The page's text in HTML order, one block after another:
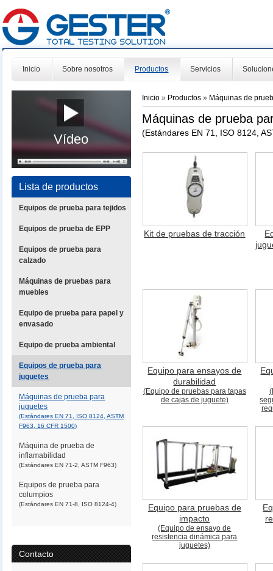
Inicio Sobre nosotros Productos Servicios
Vídeo
Lista de productos
Equipos de prueba para tejidos
Equipos de prueba de EPP
Equipos de prueba para
calzado
Máquinas de pruebas para
muebles
Equipo de prueba para papel y
envasado
Equipo de prueba ambiental
Equipos de prueba para
juguetes
Máquinas de prueba para
juguetes
(Estándares EN 71, ISO 8124, ASTM
F963, 16 CFR 1500)
Máquina de prueba de
inflamabilidad
(Estándares EN 71-2, ASTM F963)
Equipos de prueba para
columpios
(Estándares EN 71-8, ISO 8124-4)
Contacto
Inicio » Productos» Máquinas de
Máquinas de prueba
(Estándares EN 71, ISO 8124,
Kit de pruebas de tracción
Equipo para ensayos de
durabilidad
(Equipo de pruebas para tapas
de cajas de juguete)
Equipo para pruebas de
impacto
(Equipo de ensayo de
resistencia dinámica para
juguetes)